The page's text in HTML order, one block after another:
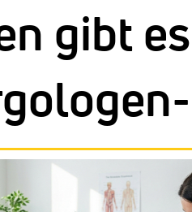
gibt